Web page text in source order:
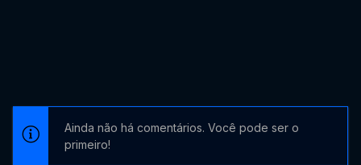
Ainda não há comentários. Você pode ser o
primeiro!